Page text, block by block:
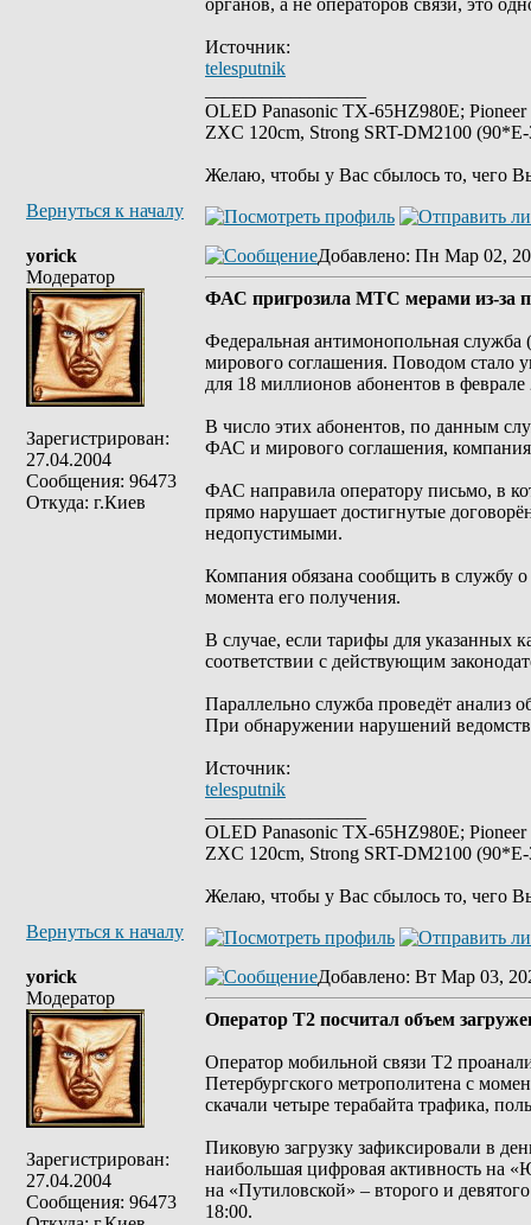
органов, а не операторов связи, это
Источник:
telesputnik
OLED Panasonic TX-65HZ980E;
ZXC 120cm, Strong SRT-DM2100
Желаю, чтобы у Вас сбылось то, чего
Вернуться к началу
yorick
Модератор
Зарегистрирован:
27.04.2004
Сообщения: 96473
Откуда: г.Киев
Добавлено: Пн Мар 02,
ФАС пригрозила МТС мерами из-за
Федеральная антимонопольная
мирового соглашения. Поводом стало
для 18 миллионов абонентов в феврале
В число этих абонентов, по данным
ФАС и мирового соглашения,
ФАС направила оператору письмо, в
прямо нарушает достигнутые
недопустимыми.
Компания обязана сообщить в службу о
момента его получения.
В случае, если тарифы для указанных
соответствии с действующим
Параллельно служба проведёт анализ
При обнаружении нарушений
Источник:
telesputnik
OLED Panasonic TX-65HZ980E;
ZXC 120cm, Strong SRT-DM2100
Желаю, чтобы у Вас сбылось то, чего
Вернуться к началу
yorick
Модератор
Зарегистрирован:
27.04.2004
Сообщения: 96473
Добавлено: Вт Мар 03,
Оператор T2 посчитал объем
Оператор мобильной связи Т2
Петербургского метрополитена с
скачали четыре терабайта трафика,
Пиковую загрузку зафиксировали в
наибольшая цифровая активность на
на «Путиловской» – второго и
18:00.